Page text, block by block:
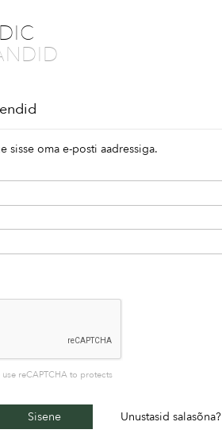
oma e-posti aadressiga.
reCAPTCHA to protects
Sisene Unustasid salasõna?